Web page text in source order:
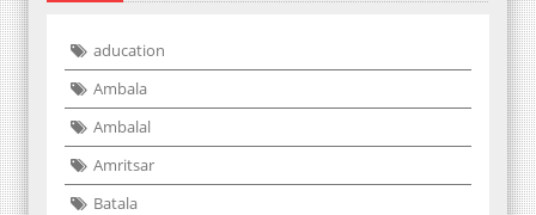
aducation
Ambala
Ambalal
Amritsar
Batala